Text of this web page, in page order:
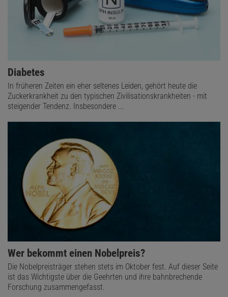
Diabetes
In früheren Zeiten ein eher seltenes Leiden, gehört heute die
Zuckerkrankheit zu den typischen Zivilisationskrankheiten - mit
steigender Tendenz. Insbesondere ...
Wer bekommt einen Nobelpreis?
Die Nobelpreisträger stehen stets im Oktober fest. Auf dieser Seite
ist das Wichtigste über die Geehrten und ihre bahnbrechende
Forschung zusammengefasst.